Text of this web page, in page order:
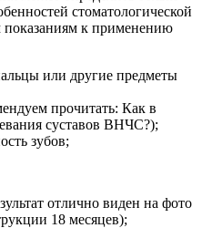
стоматологической
к применению
или другие предметы
прочитать: Как в
суставов ВНЧС?);
зубов;
отлично виден на фото
18 месяцев);